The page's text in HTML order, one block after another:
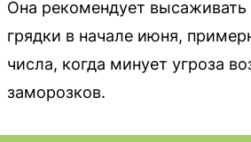
Она рекомендует высаживать
грядки в начале июня,
числа, когда минует угроза
заморозков.